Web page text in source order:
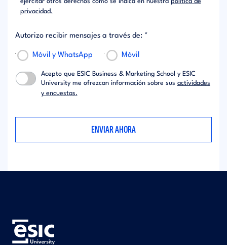
privacidad.
Autorizo recibir mensajes a través de: *
Móvil y WhatsApp Móvil
Acepto que ESIC Business & Marketing School y ESIC
University me ofrezcan información sobre sus actividades
y encuestas.